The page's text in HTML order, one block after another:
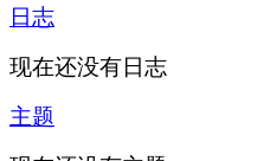
日志
现在还没有日志
主题